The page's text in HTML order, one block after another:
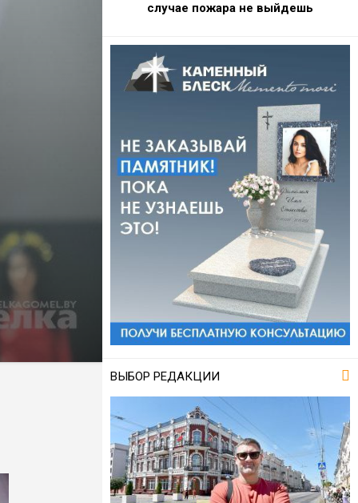
случае пожара не выйдешь
ВЫБОР РЕДАКЦИИ